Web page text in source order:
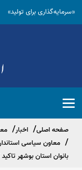
«سرمایه‌گذاری برای تولید»
صفحه اصلی اخبار
معاون سیاسی
بانوان استان بوشهر